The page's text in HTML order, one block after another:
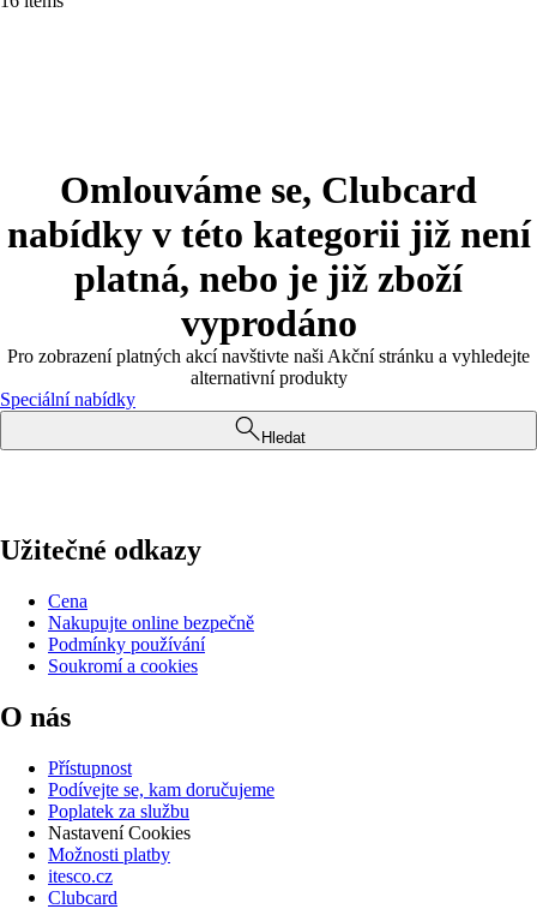
Omlouváme se, Clubcard
nabídky v této kategorii již není
platná, nebo je již zboží
vyprodáno
Pro zobrazení platných akcí navštivte naši Akční stránku a vyhledejte
alternativní produkty
Speciální nabídky
Hledat
Užitečné odkazy
Cena
Nakupujte online bezpečně
Podmínky používání
Soukromí a cookies
O nás
Přístupnost
Podívejte se, kam doručujeme
Poplatek za službu
Nastavení Cookies
Možnosti platby
itesco.cz
Clubcard